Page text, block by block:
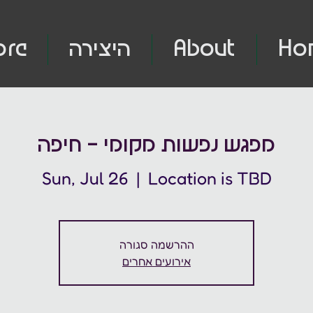
About היצירה
מפגש נפשות מקומי - חיפה
Sun, Jul 26
  |
Location is TBD
ההרשמה סגורה
אירועים אחרים